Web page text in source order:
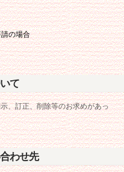
の場合
て
、訂正、削除等のお求めがあっ
わせ先